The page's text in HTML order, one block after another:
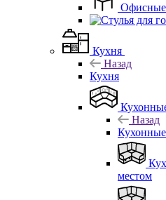
Офисные
Кухня
Назад
Кухня
Назад
местом